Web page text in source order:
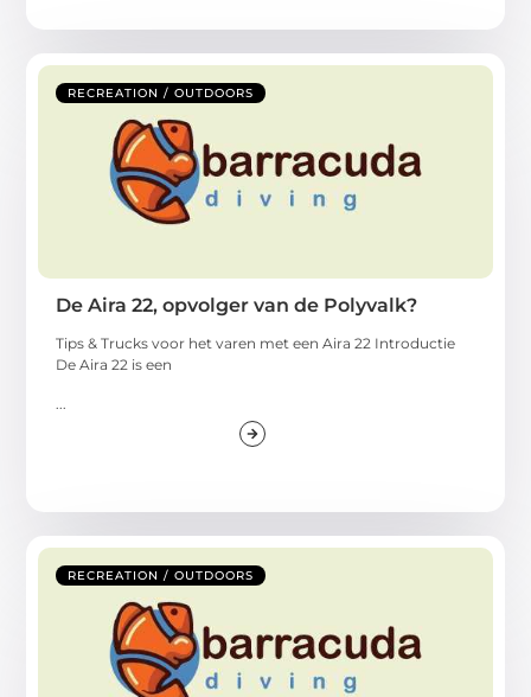
RECREATION / OUTDOORS
De Aira 22, opvolger van de Polyvalk?
Tips & Trucks voor het varen met een Aira 22 Introductie
De Aira 22 is een
RECREATION / OUTDOORS